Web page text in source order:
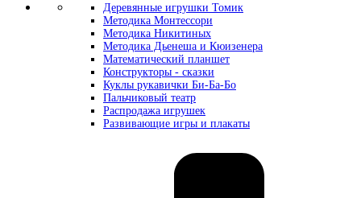
Деревянные игрушки Томик
Методика Монтессори
Методика Никитиных
Методика Дьенеша и Кюизенера
Математический планшет
Конструкторы - сказки
Куклы рукавички Би-Ба-Бо
Пальчиковый театр
Распродажа игрушек
Развивающие игры и плакаты